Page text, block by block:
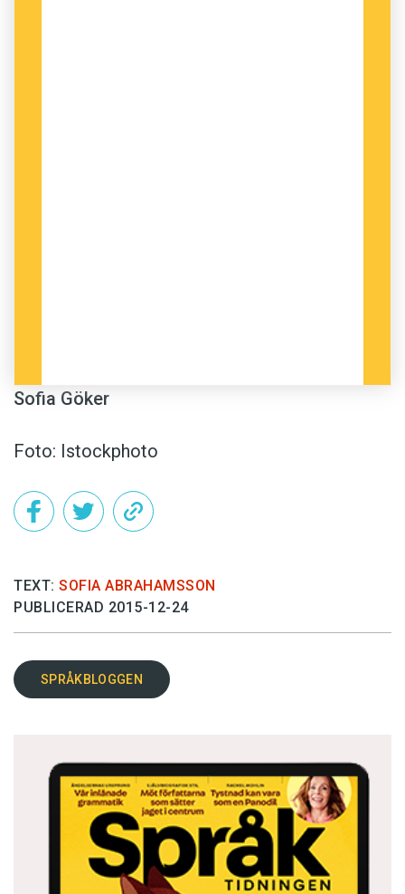
Sofia Göker
Foto: Istockphoto
TEXT: SOFIA ABRAHAMSSON
PUBLICERAD 2015-12-24
SPRÅKBLOGGEN